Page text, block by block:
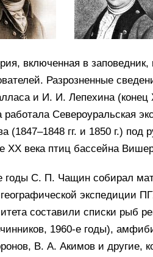
включенная в
Разрозненные
и И. И. Лепехина (конец
работала Североуральская
(1847–1848 гг. и 1850 г.)
XX века птиц бассейна
годы С. П. Чащин собирал
экспедиции
составили списки рыб
1960-е годы),
В. А. Акимов и другие,